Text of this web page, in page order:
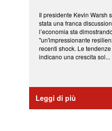
Il presidente Kevin Warsh
stata una franca
l’economia sta dimostrando
"un'impressionante
recenti shock. Le
indicano una crescita sol...
Leggi di più